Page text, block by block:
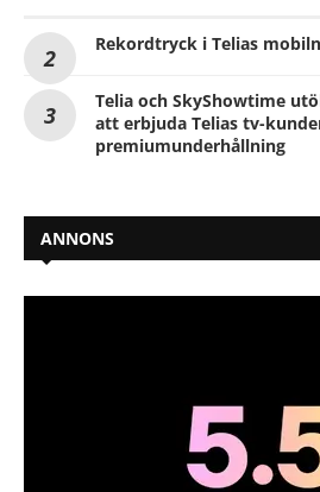
Rekordtryck i Telias
Telia och SkyShowtime
att erbjuda Telias tv-
premiumunderhållning
ANNONS